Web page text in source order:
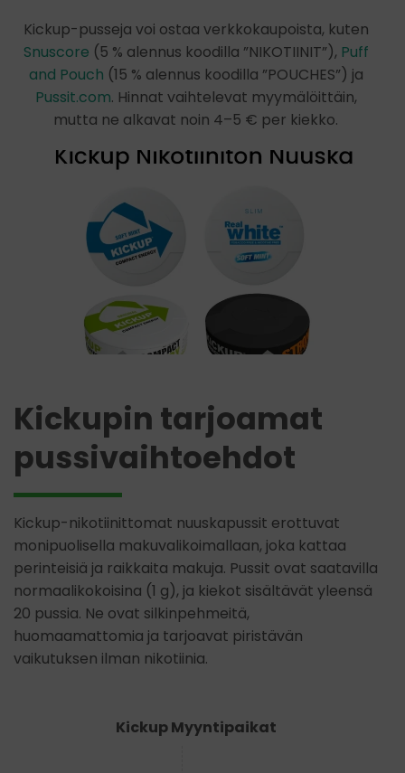
Kickup-pusseja voi ostaa verkkokaupoista, kuten
Snuscore (5 % alennus koodilla ”NIKOTIINIT”), Puff
and Pouch (15 % alennus koodilla ”POUCHES”) ja
Pussit.com. Hinnat vaihtelevat myymälöittäin,
mutta ne alkavat noin 4–5 € per kiekko.
Kickupin tarjoamat
pussivaihtoehdot
Kickup-nikotiinittomat nuuskapussit erottuvat
monipuolisella makuvalikoimallaan, joka kattaa
perinteisiä ja raikkaita makuja. Pussit ovat saatavilla
normaalikokoisina (1 g), ja kiekot sisältävät yleensä
20 pussia. Ne ovat silkinpehmeitä,
huomaamattomia ja tarjoavat piristävän
vaikutuksen ilman nikotiinia.
Kickup Myyntipaikat